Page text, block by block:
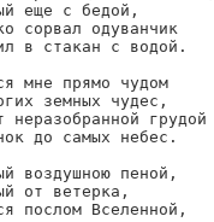
еще с бедой,
сорвал одуванчик
в стакан с водой.
мне прямо чудом
земных чудес,
неразобранной грудой
до самых небес.
воздушною пеной,
от ветерка,
послом Вселенной,